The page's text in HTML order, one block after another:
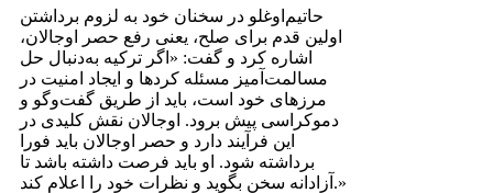
حاتیم‌اوغلو در سخنان خود به لزوم برداشتن
اولین قدم برای صلح، یعنی رفع حصر اوجالان،
اشاره کرد و گفت: «اگر ترکیه به‌دنبال حل
مسالمت‌آمیز مسئله کردها و ایجاد امنیت در
مرزهای خود است، باید از طریق گفت‌و‌گو و
دموکراسی پیش برود. اوجالان نقش کلیدی در
این فرآیند دارد و حصر اوجالان باید فورا
برداشته شود. او باید فرصت داشته باشد تا
آزادانه سخن بگوید و نظرات خود را اعلام کند.»